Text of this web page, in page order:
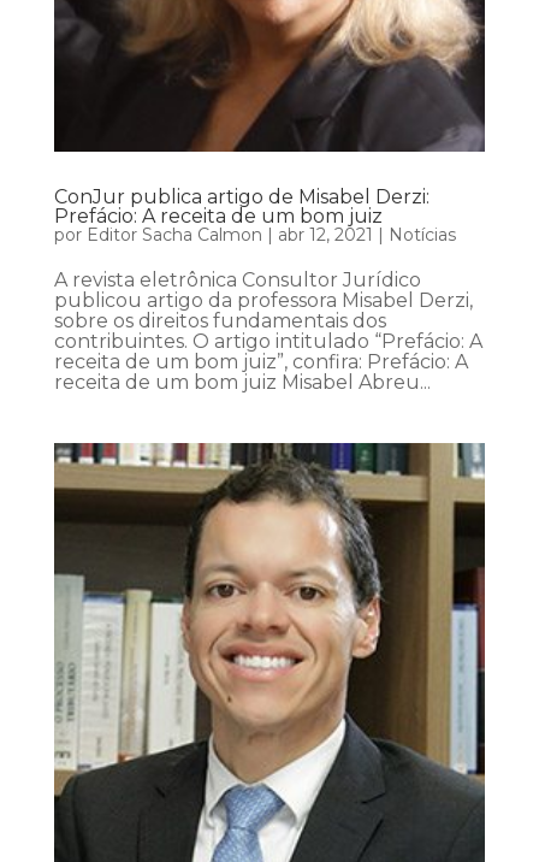
ConJur publica artigo de Misabel Derzi:
Prefácio: A receita de um bom juiz
por Editor Sacha Calmon | abr 12, 2021 | Notícias
A revista eletrônica Consultor Jurídico
publicou artigo da professora Misabel Derzi,
sobre os direitos fundamentais dos
contribuintes. O artigo intitulado “Prefácio: A
receita de um bom juiz”, confira: Prefácio: A
receita de um bom juiz Misabel Abreu...